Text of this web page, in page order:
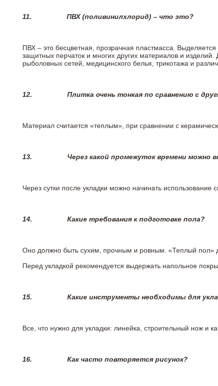
11. ПВХ (поливинилхлорид) – что это?
ПВХ – это бесцветная, прозрачная пластмасса.
защитных перчаток и многих других материалов и
рыболовных сетей, медицинского белья, трикотажа и
12. Плитка очень тонкая по сравнению с
Материал считается «теплым», при сравнении с
13. Через какой промежуток времени можно
Через сутки после укладки можно начинать
14. Какие требования к подготовке пола?
Оно должно быть сухим, прочным и ровным. «Теплый пол»
Перед укладкой рекомендуется выдержать напольное
15. Какие инструменты необходимы для
Все, что нужно для укладки: линейка, строительный нож и
16. Как часто повторяется рисунок?